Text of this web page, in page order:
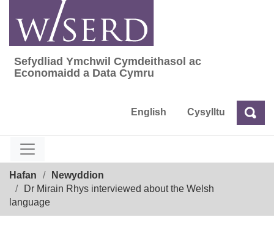
content
Sefydliad Ymchwil Cymdeithasol ac
Sefydliad Ymchwil Cymdeithasol ac
Economaidd a Data Cymru
English Cysylltu Chwilio
Hafan
Newyddion
Dr Mirain Rhys interviewed about the Welsh
language